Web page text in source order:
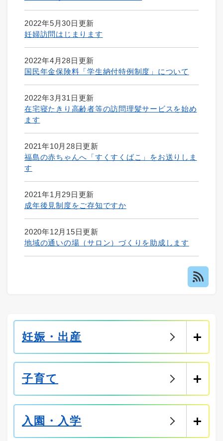
2022年5月30日更新
妊婦訪問はじまります
2022年4月28日更新
国民年金保険料「学生納付特例制度」について
2022年3月31日更新
在宅寝たきり高齢者等の訪問理髪サービスを始め
ます
2021年10月28日更新
福島の赤ちゃんへ「すくすくばこ」をお送りしま
す
2021年1月29日更新
成年後見制度をご存知ですか
2020年12月15日更新
地域の通いの場（サロン）づくりを助成します
妊娠・出産
子育て
入園・入学